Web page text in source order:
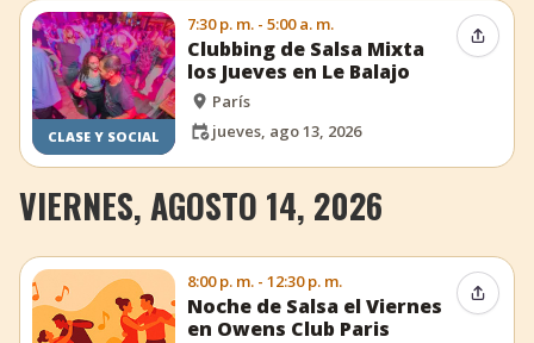
CLASE Y SOCIAL
7:30 p. m. - 5:00 a. m.
Clubbing de Salsa Mixta
los Jueves en Le Balajo
París
jueves, ago 13, 2026
VIERNES, AGOSTO 14, 2026
8:00 p. m. - 12:30 p. m.
Noche de Salsa el Viernes
en Owens Club Paris